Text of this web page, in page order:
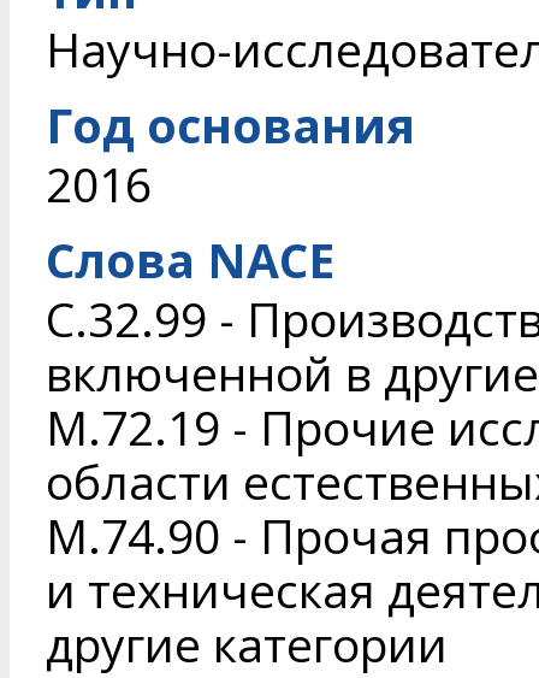
Научно-
Год основания
2016
Слова NACE
C.32.99 -
включенной в
M.72.19 - Прочие
области
M.74.90 - Прочая
и техническая
другие категории